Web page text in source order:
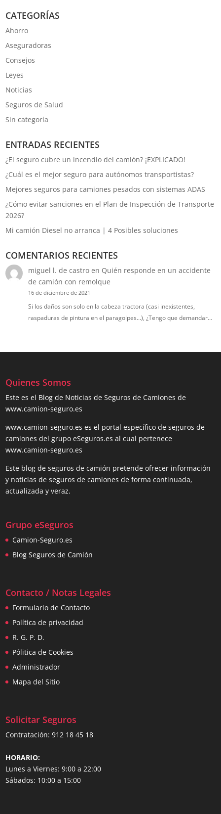
CATEGORÍAS
Ahorro
Aseguradoras
Consejos
Leyes
Noticias
Seguros de Salud
Sin categoría
ENTRADAS RECIENTES
¿El seguro cubre un incendio del camión? ¡EXPLICADO!
¿Cuál es el mejor seguro para autónomos transportistas?
Mejores seguros para camiones pesados con sistemas ADAS
¿Cómo evitar sanciones en el Plan de Inspección de Transporte
2026?
Mi camión Diesel no arranca | 4 Posibles soluciones
COMENTARIOS RECIENTES
miguel l. de castroen Quién responde en un accidente
de camión con remolque
16 de diciembre de 2021
Si los daños son solo en la cabeza tractora (casi inexistentes,
raspaduras de pintura en el paragolpes...), ¿Tengo que demandar…
Quienes Somos
Este es el Blog de Noticias de Seguros de Camiones de
www.camion-seguro.es
www.camion-seguro.es es el portal específico de seguros de
camiones del grupo eSeguros.es al cual pertenece
www.camion-seguro.es
Este blog de seguros de camión pretende ofrecer información
y noticias de seguros de camiones de forma continuada,
actualizada y veraz.
Grupo eSeguros
Camion-Seguro.es
Blog Seguros de Camión
Contacto / Notas Legales
Formulario de Contacto
Política de privacidad
R. G. P. D.
Pólitica de Cookies
Administrador
Mapa del Sitio
Solicitar Seguros
Contratación:912 18 45 18
HORARIO:
Lunes a Viernes: 9:00 a 22:00
Sábados: 10:00 a 15:00